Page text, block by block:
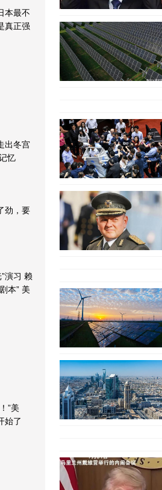
本最不
真正强
出冬宫
忆
劲，要
演习 赖
本” 美
”美
始了